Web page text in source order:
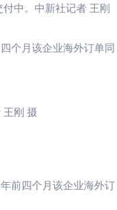
中。中新社记者 王刚
个月该企业海外订单同
王刚 摄
前四个月该企业海外订